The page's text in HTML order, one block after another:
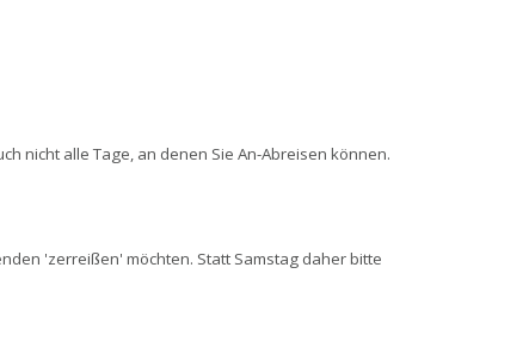
nicht alle Tage, an denen Sie An-Abreisen können.
'zerreißen' möchten. Statt Samstag daher bitte